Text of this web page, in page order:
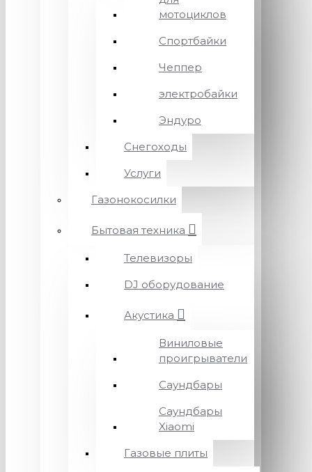
мотоциклов
Спортбайки
Чеппер
электробайки
Эндуро
Снегоходы
Услуги
Газонокосилки
Бытовая техника
Телевизоры
DJ оборудование
Акустика
Виниловые
проигрыватели
Саундбары
Саундбары
Xiaomi
Газовые плиты